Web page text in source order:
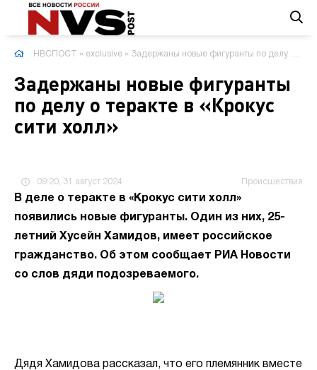
НВСПОСТ » exclusive » Задержаны новые фигуранты по делу о теракте в «Крокус сити холл»
Задержаны новые фигуранты
по делу о теракте в «Крокус
сити холл»
09:20, 31 август 2024 Происшествия
В деле о теракте в «Крокус сити холл»
появились новые фигуранты. Один из них, 25-
летний Хусейн Хамидов, имеет российское
гражданство. Об этом сообщает РИА Новости
со слов дяди подозреваемого.
Дядя Хамидова рассказал, что его племянник вместе